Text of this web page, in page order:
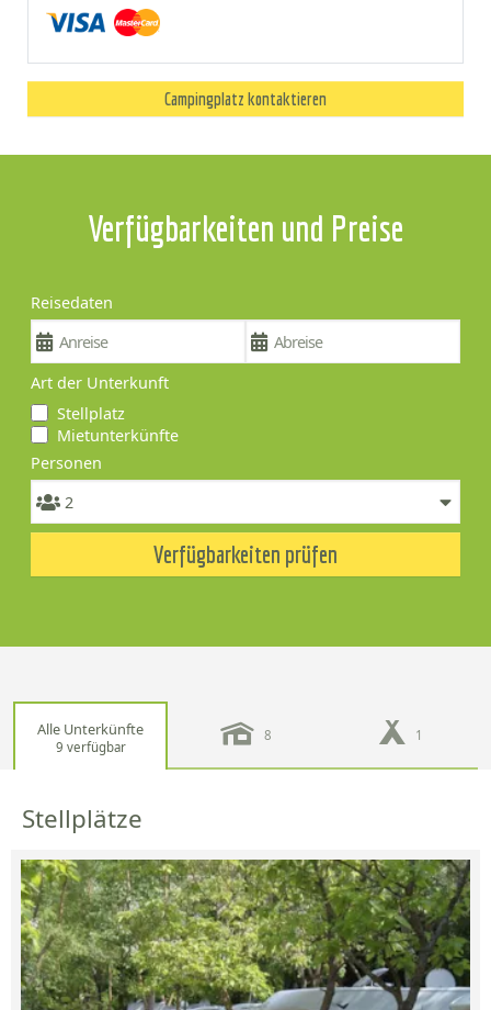
Campingplatz kontaktieren
Verfügbarkeiten und Preise
Reisedaten
Art der Unterkunft
Stellplatz
Mietunterkünfte
Personen
Verfügbarkeiten prüfen
Alle Unterkünfte
9 verfügbar
8 1
Stellplätze